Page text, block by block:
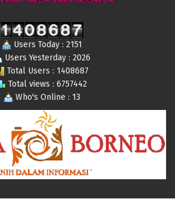
Users Today : 2151
Users Yesterday : 2026
Total Users : 1408687
Total views : 6757442
Who's Online : 13